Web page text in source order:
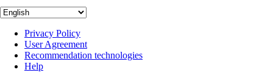
Privacy Policy
User Agreement
Recommendation technologies
Help